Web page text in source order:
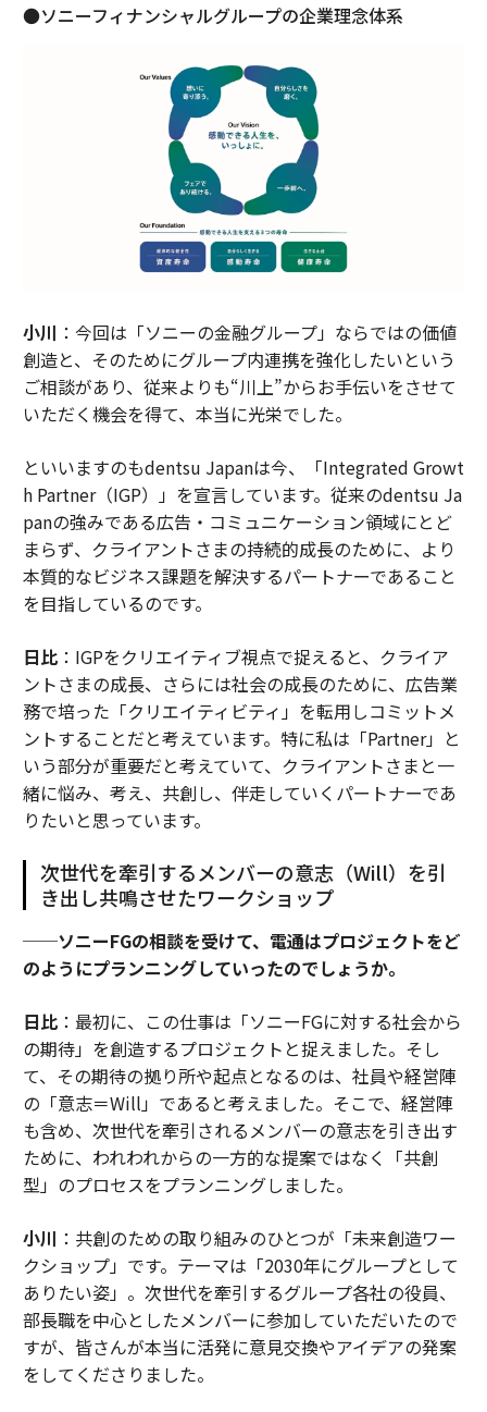
●ソニーフィナンシャルグループの企業理念体系
小川 ：今回は「ソニーの金融グループ」ならではの価値
創造と、そのためにグループ内連携を強化したいという
ご相談があり、従来よりも“川上”からお手伝いをさせて
いただく機会を得て、本当に光栄でした。
といいますのもdentsu Japanは今、「Integrated Growt
h Partner（IGP）」を宣言しています。従来のdentsu Ja
panの強みである広告・コミュニケーション領域にとど
まらず、クライアントさまの持続的成長のために、より
本質的なビジネス課題を解決するパートナーであること
を目指しているのです。
日比：IGPをクリエイティブ視点で捉えると、クライア
ントさまの成長、さらには社会の成長のために、広告業
務で培った「クリエイティビティ」を転用しコミットメ
ントすることだと考えています。特に私は「Partner」と
いう部分が重要だと考えていて、クライアントさまと一
緒に悩み、考え、共創し、伴走していくパートナーであ
りたいと思っています。
次世代を牽引するメンバーの意志（Will）を引
き出し共鳴させたワークショップ
──ソニーFGの相談を受けて、電通はプロジェクトをど
のようにプランニングしていったのでしょうか。
日比：最初に、この仕事は「ソニーFGに対する社会から
の期待」を創造するプロジェクトと捉えました。そし
て、その期待の拠り所や起点となるのは、社員や経営陣
の「意志＝Will」であると考えました。そこで、経営陣
も含め、次世代を牽引されるメンバーの意志を引き出す
ために、われわれからの一方的な提案ではなく「共創
型」のプロセスをプランニングしました。
小川 ：共創のための取り組みのひとつが「未来創造ワー
クショップ」です。テーマは「2030年にグループとして
ありたい姿」。次世代を牽引するグループ各社の役員、
部長職を中心としたメンバーに参加していただいたので
すが、皆さんが本当に活発に意見交換やアイデアの発案
をしてくださりました。